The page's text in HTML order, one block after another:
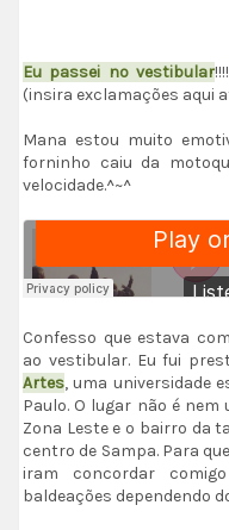
Eu passei no vestibular
(insira exclamações aqui
Mana estou muito
forninho caiu da
velocidade.^~^
Confesso que estava
ao vestibular. Eu fui
Artes, uma universidade
Paulo. O lugar não é
Zona Leste e o bairro da
centro de Sampa. Para
iram concordar
baldeações dependendo